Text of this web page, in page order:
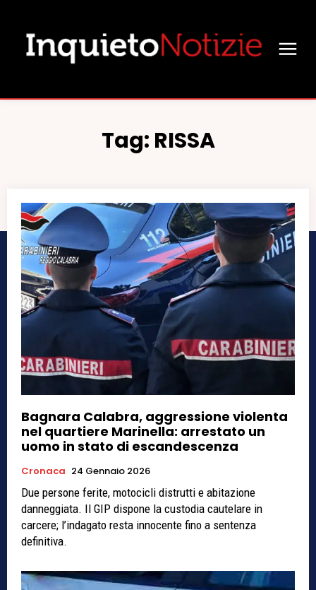
Tag: RISSA
Bagnara Calabra, aggressione violenta
nel quartiere Marinella: arrestato un
uomo in stato di escandescenza
Cronaca 24 Gennaio 2026
Due persone ferite, motocicli distrutti e abitazione
danneggiata. Il GIP dispone la custodia cautelare in
carcere; l’indagato resta innocente fino a sentenza
definitiva.